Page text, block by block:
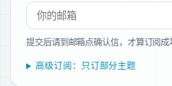
提交后请到邮箱点确认信，才算订阅成
高级订阅：只订部分主题